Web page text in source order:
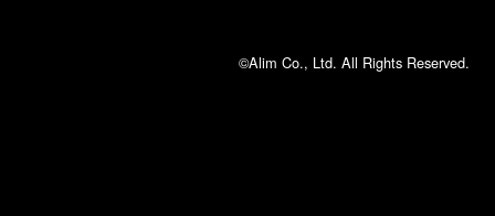
©Alim Co., Ltd. All Rights Reserved.